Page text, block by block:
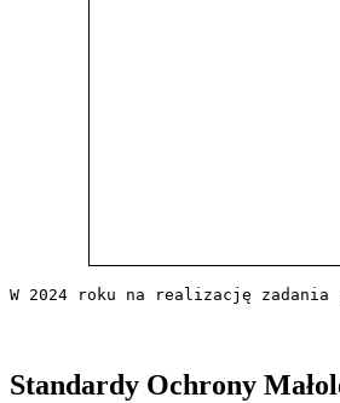
W 2024 roku na realizację
Standardy Ochrony